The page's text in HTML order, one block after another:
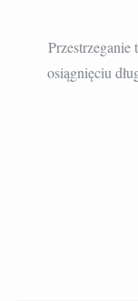
osiągnięciu